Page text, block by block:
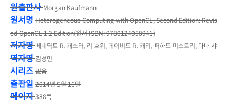
원출판사 Morgan Kaufmann
원서명 Heterogeneous Computing with OpenCL, Second Edition: Revis
ed OpenCL 1.2 Edition(원서 ISBN: 9780124058941)
저자명 베네딕트 R. 개스터, 리 호위, 데이비드 R. 캐리, 퍼하드 미스트리, 다나 샤
역자명 김성민
시리즈 없음
출판일 2014년 5월 16일
페이지 388쪽